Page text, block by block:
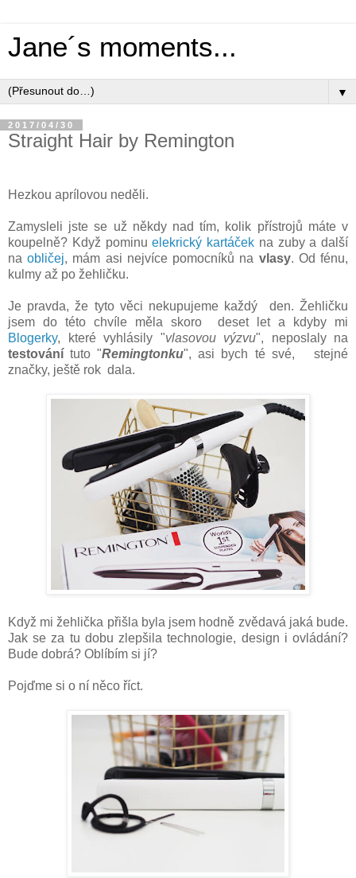
Jane´s moments...
▼
2017/04/30
Straight Hair by Remington
Hezkou aprílovou neděli.
Zamysleli jste se už někdy nad tím, kolik přístrojů máte v
koupelně? Když pominuelekrický kartáček na zuby a další
naobličej, mám asi nejvíce pomocníků na vlasy. Od fénu,
kulmy až po žehličku.
Je pravda, že tyto věci nekupujeme každý den. Žehličku
jsem do této chvíle měla skoro deset let a kdyby mi
Blogerky, které vyhlásily "vlasovou výzvu", neposlaly na
testování tuto "Remingtonku", asi bych té své, stejné
značky, ještě rok dala.
Když mi žehlička přišla byla jsem hodně zvědavá jaká bude.
Jak se za tu dobu zlepšila technologie, design i ovládání?
Bude dobrá? Oblíbím si jí?
Pojďme si o ní něco říct.